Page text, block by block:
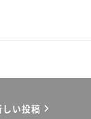
しい投稿